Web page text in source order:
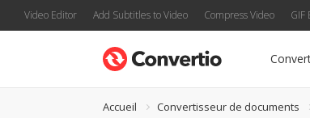
Video Editor Add Subtitles to Video Compress Video GIF
Accueil Convertisseur de documents